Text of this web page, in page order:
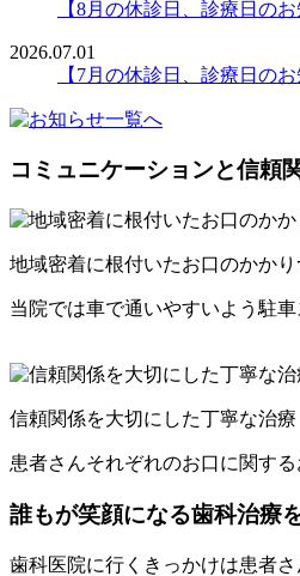
【8月の休診日、診療日のお
2026.07.01
【7月の休診日、診療日のお
コミュニケーションと信頼
地域密着に根付いたお口のかかり
当院では車で通いやすいよう駐
信頼関係を大切にした丁寧な治療
患者さんそれぞれのお口に関す
誰もが笑顔になる歯科治療
歯科医院に行くきっかけは患者